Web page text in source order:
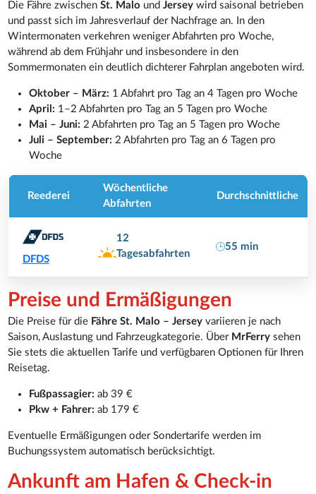
Die Fähre zwischenSt. Malo undJersey wird saisonal betrieben
und passt sich im Jahresverlauf der Nachfrage an. In den
Wintermonaten verkehren weniger Abfahrten pro Woche,
während ab dem Frühjahr und insbesondere in den
Sommermonaten ein deutlich dichterer Fahrplan angeboten wird.
Oktober – März: 1 Abfahrt pro Tag an 4 Tagen pro Woche
April: 1–2 Abfahrten pro Tag an 5 Tagen pro Woche
Mai – Juni: 2 Abfahrten pro Tag an 5 Tagen pro Woche
Juli – September: 2 Abfahrten pro Tag an 6 Tagen pro
Woche
Reederei
Wöchentliche
Abfahrten
Durchschnittliche
DFDS
12
Tagesabfahrten
55 min
Preise und Ermäßigungen
Die Preise für die Fähre St. Malo – Jersey variieren je nach
Saison, Auslastung und Fahrzeugkategorie. Über MrFerry sehen
Sie stets die aktuellen Tarife und verfügbaren Optionen für Ihren
Reisetag.
Fußpassagier: ab 39 €
Pkw + Fahrer: ab 179 €
Eventuelle Ermäßigungen oder Sondertarife werden im
Buchungssystem automatisch berücksichtigt.
Ankunft am Hafen & Check-in